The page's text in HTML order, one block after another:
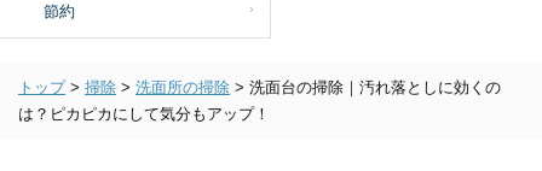
節約
トップ > 掃除 > 洗面所の掃除 > 洗面台の掃除｜汚れ落としに効くの
は？ピカピカにして気分もアップ！